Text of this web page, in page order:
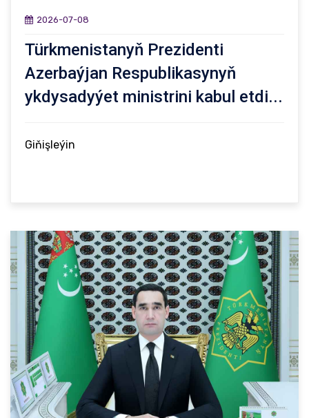
2026-07-08
Türkmenistanyň Prezidenti
Azerbaýjan Respublikasynyň
ykdysadyýet ministrini kabul etdi...
Giňişleýin